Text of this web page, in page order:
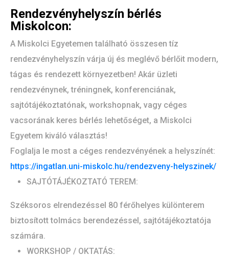
Rendezvényhelyszín bérlés
Miskolcon:
A Miskolci Egyetemen található összesen tíz
rendezvényhelyszín várja új és meglévő bérlőit modern,
tágas és rendezett környezetben! Akár üzleti
rendezvénynek, tréningnek, konferenciának,
sajtótájékoztatónak, workshopnak, vagy céges
vacsorának keres bérlés lehetőséget, a Miskolci
Egyetem kiváló választás!
Foglalja le most a céges rendezvényének a helyszínét:
https://ingatlan.uni-miskolc.hu/rendezveny-helyszinek/
SAJTÓTÁJÉKOZTATÓ TEREM:
Széksoros elrendezéssel 80 férőhelyes különterem
biztosított tolmács berendezéssel, sajtótájékoztatója
számára.
WORKSHOP / OKTATÁS: